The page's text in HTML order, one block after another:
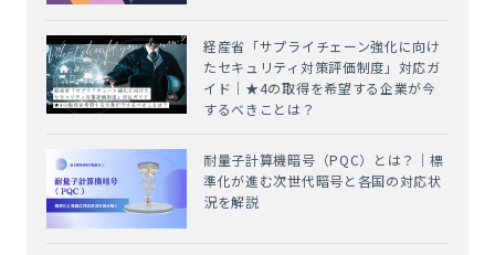
経産省「サプライチェーン強化に向け
たセキュリティ対策評価制度」対応ガ
イド｜★4の取得を希望する企業が今
するべきことは？
耐量子計算機暗号（PQC）とは？｜標
準化が進む次世代暗号と各国の対応状
況を解説